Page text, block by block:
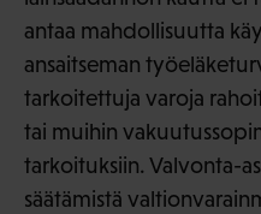
antaa mahdollisuutta
ansaitseman
tarkoitettuja varoja
tai muihin
tarkoituksiin. Valvonta-
säätämistä